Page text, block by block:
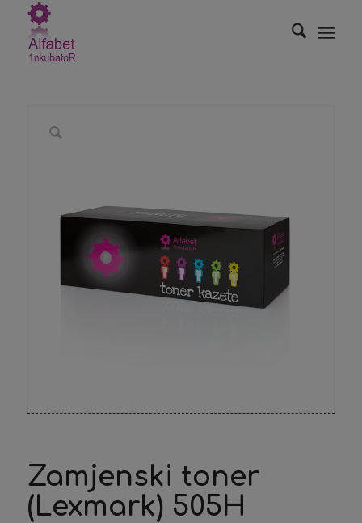
Zamjenski toner
(Lexmark) 505H